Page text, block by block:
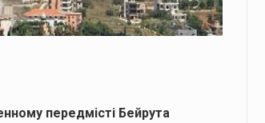
передмісті Бейрута